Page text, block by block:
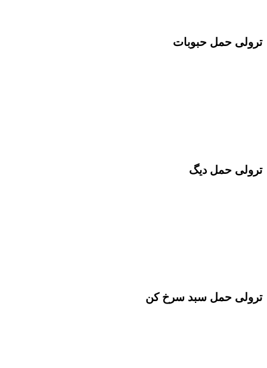
ترولی حمل حبوبات
ترولی حمل دیگ
ترولی حمل سبد سرخ کن